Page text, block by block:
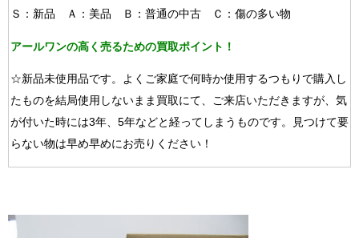
Ｓ：新品 Ａ：美品 Ｂ：普通の中古 Ｃ：傷の多い物
アールワンの高く売るための買取ポイント！
☆新品未使用品です。よくご家庭で何時か使用するつもりで購入し
たものを結局使用しないまま買取にて、ご来店いただきますが、気
が付いた時には3年、5年などと経ってしまうものです。見つけて要
らない物は早め早めにお売りください！